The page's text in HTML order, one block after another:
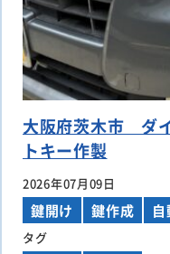
大阪府茨木市 ダ
トキー作製
2026年07月09日
鍵開け 鍵作成
タグ